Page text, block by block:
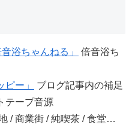
浴ちゃんねる」
倍音浴ち
ー」
ブログ記事内の補足
ープ音源
/ 商業街 / 純喫茶 / 食堂…